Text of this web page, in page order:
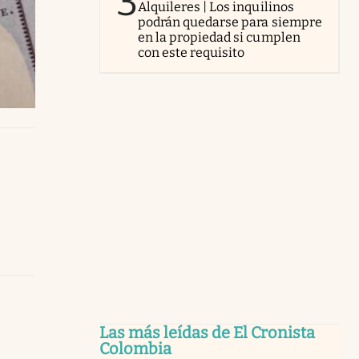
Alquileres | Los inquilinos
podrán quedarse para siempre
en la propiedad si cumplen
con este requisito
Las más leídas de El Cronista
Colombia